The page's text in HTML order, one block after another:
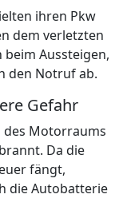
ihren Pkw
dem verletzten
Aussteigen,
den Notruf ab.
Gefahr
des Motorraums
Da die
fängt,
die Autobatterie